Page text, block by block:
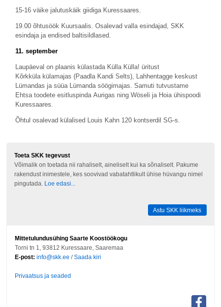
15-16 väike jalutuskäik giidiga Kuressaares.
19.00 õhtusöök Kuursaalis. Osalevad valla esindajad, SKK
esindaja ja endised baltisildlased.
11. september
Laupäeval on plaanis külastada Külla Külla! üritust
Kõrkküla külamajas (Paadla Kandi Selts), Lahhentagge keskust
Lümandas ja süüa Lümanda söögimajas. Samuti tutvustame
Ehtsa toodete esitluspinda Aurigas ning Wöseli ja Hoia ühispoodi
Kuressaares.
Õhtul osalevad külalised Louis Kahn 120 kontserdil SG-s.
Toeta SKK tegevust
Võimalik on toetada nii rahaliselt, aineliselt kui ka sõnaliselt. Pakume
rakendust inimestele, kes soovivad vabatahtlikult ühise hüvangu nimel
pingutada.
Loe edasi...
Astu SKK liikmeks
Mittetulundusühing Saarte Koostöökogu
Torni tn 1, 93812 Kuressaare, Saaremaa
E-post: info@skk.ee /Saada kiri
Privaatsus ja seaded